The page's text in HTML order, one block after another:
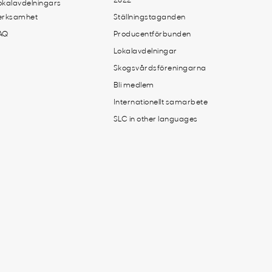
Ställningstaganden
Producentförbunden
Lokalavdelningar
Skogsvårdsföreningarna
Bli medlem
Internationellt samarbete
SLC in other languages